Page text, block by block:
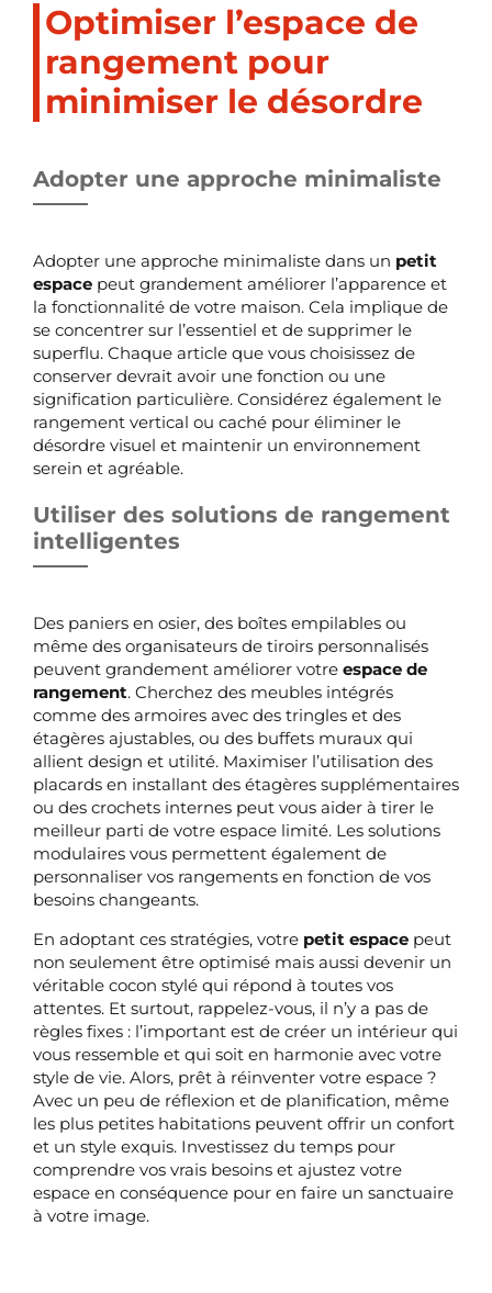
Optimiser l’espace de
rangement pour
minimiser le désordre
Adopter une approche minimaliste
Adopter une approche minimaliste dans un petit
espace peut grandement améliorer l’apparence et
la fonctionnalité de votre maison. Cela implique de
se concentrer sur l’essentiel et de supprimer le
superflu. Chaque article que vous choisissez de
conserver devrait avoir une fonction ou une
signification particulière. Considérez également le
rangement vertical ou caché pour éliminer le
désordre visuel et maintenir un environnement
serein et agréable.
Utiliser des solutions de rangement
intelligentes
Des paniers en osier, des boîtes empilables ou
même des organisateurs de tiroirs personnalisés
peuvent grandement améliorer votre espace de
rangement. Cherchez des meubles intégrés
comme des armoires avec des tringles et des
étagères ajustables, ou des buffets muraux qui
allient design et utilité. Maximiser l’utilisation des
placards en installant des étagères supplémentaires
ou des crochets internes peut vous aider à tirer le
meilleur parti de votre espace limité. Les solutions
modulaires vous permettent également de
personnaliser vos rangements en fonction de vos
besoins changeants.
En adoptant ces stratégies, votre petit espace peut
non seulement être optimisé mais aussi devenir un
véritable cocon stylé qui répond à toutes vos
attentes. Et surtout, rappelez-vous, il n’y a pas de
règles fixes : l’important est de créer un intérieur qui
vous ressemble et qui soit en harmonie avec votre
style de vie. Alors, prêt à réinventer votre espace ?
Avec un peu de réflexion et de planification, même
les plus petites habitations peuvent offrir un confort
et un style exquis. Investissez du temps pour
comprendre vos vrais besoins et ajustez votre
espace en conséquence pour en faire un sanctuaire
à votre image.